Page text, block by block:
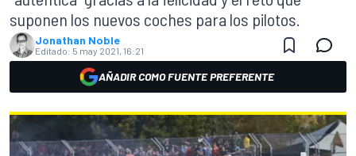
suponen los nuevos coches para los pilotos.
Jonathan Noble
Editado: 5 may 2021, 16:21
AÑADIR COMO FUENTE PREFERENTE